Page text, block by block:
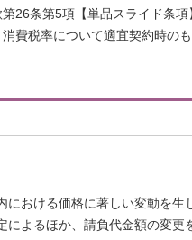
第26条第5項【単品スライド条項
費税率について適宜契約時の
における価格に著しい変動を生
よるほか、請負代金額の変更